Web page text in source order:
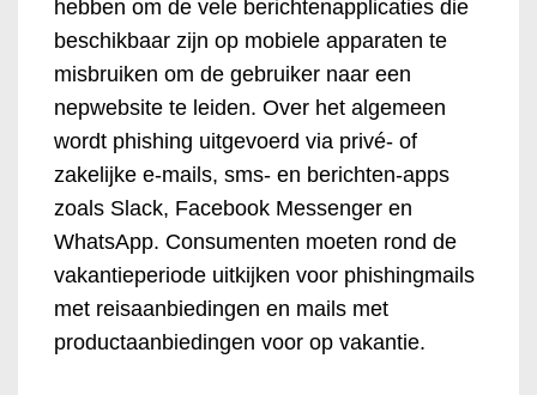
hebben om de vele berichtenapplicaties die
beschikbaar zijn op mobiele apparaten te
misbruiken om de gebruiker naar een
nepwebsite te leiden. Over het algemeen
wordt phishing uitgevoerd via privé- of
zakelijke e-mails, sms- en berichten-apps
zoals Slack, Facebook Messenger en
WhatsApp. Consumenten moeten rond de
vakantieperiode uitkijken voor phishingmails
met reisaanbiedingen en mails met
productaanbiedingen voor op vakantie.